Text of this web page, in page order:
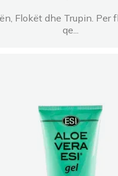
Flokët dhe Trupin. Per
qe...